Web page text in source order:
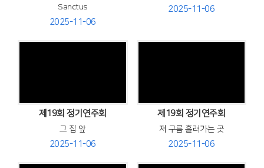
Sanctus
2025-11-06
2025-11-06
제19회 정기연주회
그 집 앞
2025-11-06
제19회 정기연주회
저 구름 흘러가는 곳
2025-11-06